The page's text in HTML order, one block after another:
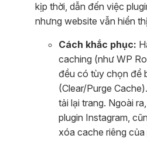
kịp thời, dẫn đến việc
nhưng website vẫn hiển
Cách khắc phục:
caching (như WP
đều có tùy chọn để
(Clear/Purge
tải lại trang. Ngoài
plugin Instagram,
xóa cache riêng của